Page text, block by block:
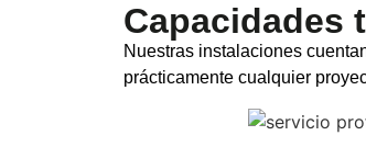
Capacidades
Nuestras instalaciones
prácticamente cualquier